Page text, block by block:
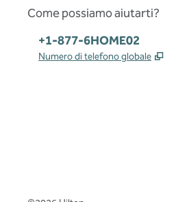
Come possiamo aiutarti?
Telefono:
+1-877-6HOME02
Numero di telefono globale ,